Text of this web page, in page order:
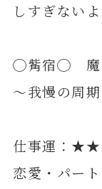
しすぎない
◯觜宿◯ 魔
～我慢の周
仕事運：★★
恋愛・パー